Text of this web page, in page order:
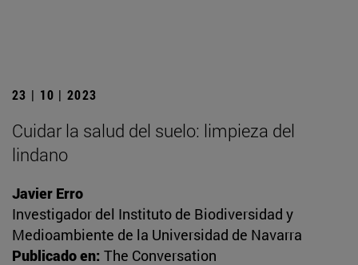
23 | 10 | 2023
Cuidar la salud del suelo: limpieza del
lindano
Javier Erro
Investigador del Instituto de Biodiversidad y
Medioambiente de la Universidad de Navarra
Publicado en: The Conversation